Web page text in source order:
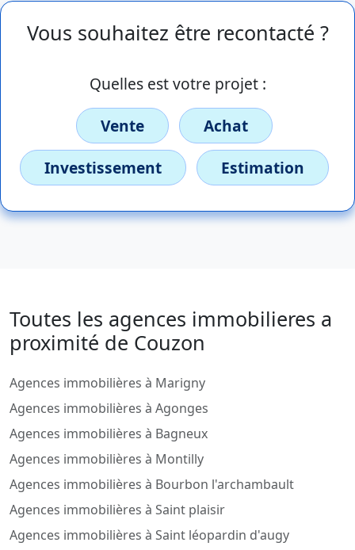
Vous souhaitez être recontacté ?
Quelles est votre projet :
Vente
Achat
Investissement
Estimation
Toutes les agences immobilieres a
proximité de Couzon
Agences immobilières à Marigny
Agences immobilières à Agonges
Agences immobilières à Bagneux
Agences immobilières à Montilly
Agences immobilières à Bourbon l'archambault
Agences immobilières à Saint plaisir
Agences immobilières à Saint léopardin d'augy